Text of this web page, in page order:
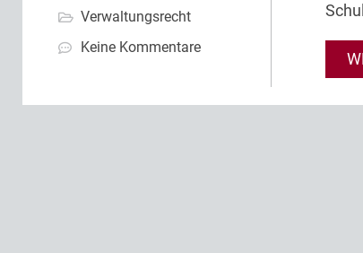
Verwaltungsrecht
Keine Kommentare